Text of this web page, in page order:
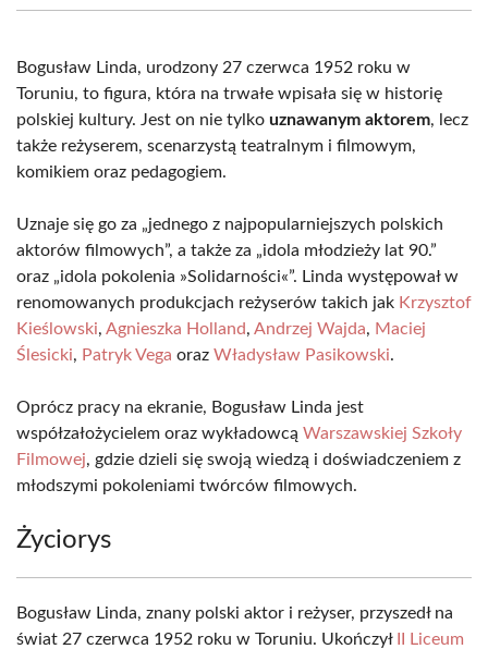
(Twitter)
Bogusław Linda, urodzony 27 czerwca 1952 roku w
Toruniu, to figura, która na trwałe wpisała się w historię
polskiej kultury. Jest on nie tylko uznawanym aktorem, lecz
także reżyserem, scenarzystą teatralnym i filmowym,
komikiem oraz pedagogiem.
Uznaje się go za „jednego z najpopularniejszych polskich
aktorów filmowych”, a także za „idola młodzieży lat 90.”
oraz „idola pokolenia »Solidarności«”. Linda występował w
renomowanych produkcjach reżyserów takich jak Krzysztof
Kieślowski, Agnieszka Holland, Andrzej Wajda, Maciej
Ślesicki, Patryk Vega oraz Władysław Pasikowski.
Oprócz pracy na ekranie, Bogusław Linda jest
współzałożycielem oraz wykładowcą Warszawskiej Szkoły
Filmowej, gdzie dzieli się swoją wiedzą i doświadczeniem z
młodszymi pokoleniami twórców filmowych.
Życiorys
Bogusław Linda, znany polski aktor i reżyser, przyszedł na
świat 27 czerwca 1952 roku w Toruniu. Ukończył
II Liceum